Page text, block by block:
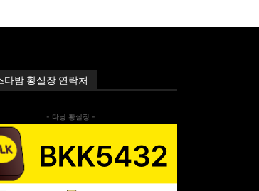
타밤 황실장 연락처
- 다낭 황실장 -